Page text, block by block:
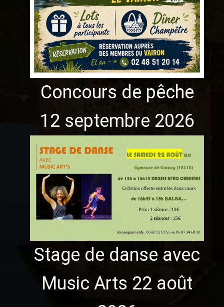
Concours de pêche
12 septembre 2026
Stage de danse avec
Music Arts 22 août